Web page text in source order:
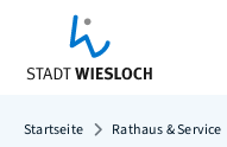
Startseite Rathaus & Service